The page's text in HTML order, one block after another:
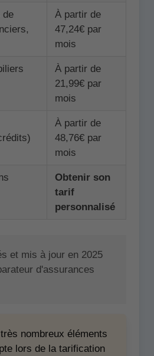
de
À partir de
47,24€ par
mois
À partir de
21,99€ par
mois
À partir de
48,76€ par
mois
Obtenir son
tarif
personnalisé
et mis à jour en 2025
d'assurances
très nombreux éléments
lors de la tarification